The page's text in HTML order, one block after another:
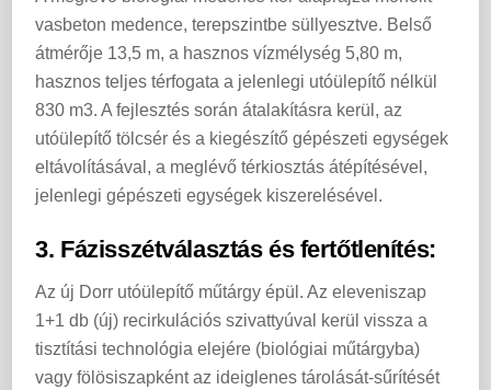
vasbeton medence, terepszintbe süllyesztve. Belső
átmérője 13,5 m, a hasznos vízmélység 5,80 m,
hasznos teljes térfogata a jelenlegi utóülepítő nélkül
830 m3. A fejlesztés során átalakításra kerül, az
utóülepítő tölcsér és a kiegészítő gépészeti egységek
eltávolításával, a meglévő térkiosztás átépítésével,
jelenlegi gépészeti egységek kiszerelésével.
3. Fázisszétválasztás és fertőtlenítés:
Az új Dorr utóülepítő műtárgy épül. Az eleveniszap
1+1 db (új) recirkulációs szivattyúval kerül vissza a
tisztítási technológia elejére (biológiai műtárgyba)
vagy fölösiszapként az ideiglenes tárolását-sűrítését